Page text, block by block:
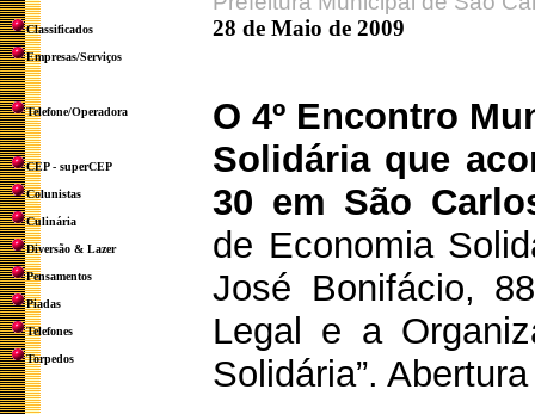
Classificados
Empresas/Serviços
Telefone/Operadora
CEP - superCEP
Colunistas
Culinária
Diversão & Lazer
Pensamentos
Piadas
Telefones
Torpedos
28 de Maio de 2009
O 4º Encontro
Solidária que
30 em São
de Economia
José Bonifácio,
Legal e a
Solidária”.